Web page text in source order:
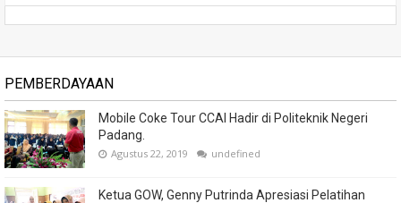
PEMBERDAYAAN
Mobile Coke Tour CCAI Hadir di Politeknik Negeri
Padang.
Agustus 22, 2019 undefined
Ketua GOW, Genny Putrinda Apresiasi Pelatihan